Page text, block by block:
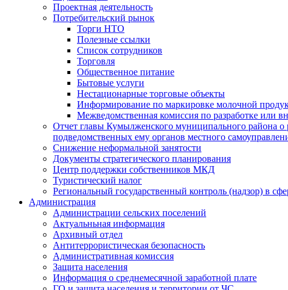
Проектная деятельность
Потребительский рынок
Торги НТО
Полезные ссылки
Список сотрудников
Торговля
Общественное питание
Бытовые услуги
Нестационарные торговые объекты
Информирование по маркировке молочной
Межведомственная комиссия по разработке или
Отчет главы Кумылженского муниципального района о
подведомственных ему органов местного
Снижение неформальной занятости
Документы стратегического планирования
Центр поддержки собственников МКД
Туристический налог
Региональный государственный контроль (надзор) в
Администрация
Администрации сельских поселений
Актуальньная информация
Архивный отдел
Антитеррористическая безопасность
Административная комиссия
Защита населения
Информация о среднемесячной заработной плате